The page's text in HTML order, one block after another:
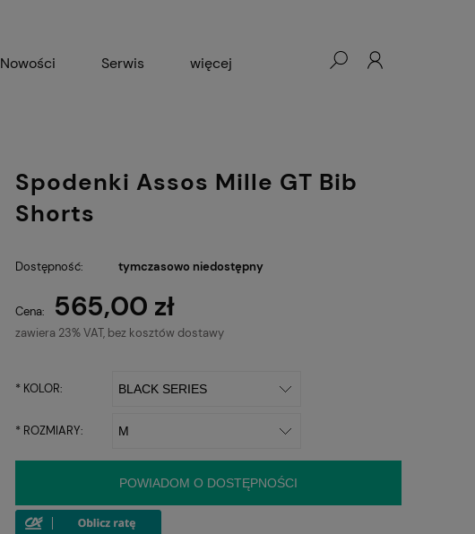
Nowości Serwis więcej
Spodenki Assos Mille GT Bib
Shorts
Dostępność: tymczasowo niedostępny
Cena: 565,00 zł
zawiera 23% VAT, bez kosztów dostawy
* KOLOR:
* ROZMIARY:
POWIADOM O DOSTĘPNOŚCI